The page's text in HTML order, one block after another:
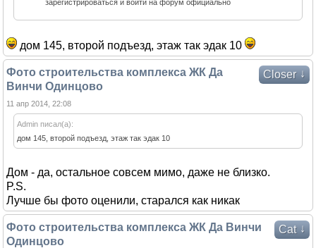
зарегистрироваться и войти на форум официально
дом 145, второй подъезд, этаж так эдак 10
Closer ↓
Фото строительства комплекса ЖК Да
Винчи Одинцово
11 апр 2014, 22:08
Admin писал(а):
дом 145, второй подъезд, этаж так эдак 10
Дом - да, остальное совсем мимо, даже не близко.
P.S.
Лучше бы фото оценили, старался как никак
Cat ↓
Фото строительства комплекса ЖК Да Винчи
Одинцово